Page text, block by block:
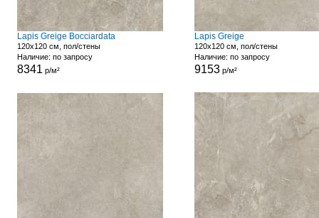
Lapis Greige Bocciardata
120x120 см, пол/стены
Наличие: по запросу
8341 р/м²
Lapis Greige
120x120 см, пол/стены
Наличие: по запросу
9153р/м²